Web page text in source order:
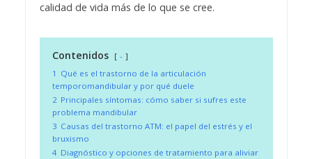
calidad de vida más de lo que se cree.
Contenidos
-
1 Qué es el trastorno de la articulación
temporomandibular y por qué duele
2 Principales síntomas: cómo saber si sufres este
problema mandibular
3 Causas del trastorno ATM: el papel del estrés y el
bruxismo
4 Diagnóstico y opciones de tratamiento para aliviar